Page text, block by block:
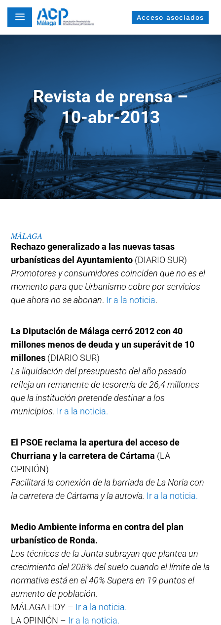
a Acceso asociados
Revista de prensa –
10-abr-2013
MÁLAGA
Rechazo generalizado a las nuevas tasas
urbanísticas del Ayuntamiento (DIARIO SUR)
Promotores y consumidores coinciden que no es el
momento para que Urbanismo cobre por servicios
que ahora no se abonan. Ir a la noticia.
La Diputación de Málaga cerró 2012 con 40
millones menos de deuda y un superávit de 10
millones (DIARIO SUR)
La liquidación del presupuesto del año pasado
refleja un remanente de tesorería de 26,4 millones
que la institución pretende destinar a los
municipios. Ir a la noticia.
El PSOE reclama la apertura del acceso de
Churriana y la carretera de Cártama (LA
OPINIÓN)
Facilitará la conexión de la barriada de La Noria con
la carretera de Cártama y la autovía. Ir a la noticia.
Medio Ambiente informa en contra del plan
urbanístico de Ronda.
Los técnicos de la Junta subrayan que plantea un
crecimiento del 208% del suelo cuando el límite de la
normativa está en el 40% Supera en 19 puntos el
aumento de población.
MÁLAGA HOY – Ir a la noticia.
LA OPINIÓN – Ir a la noticia.